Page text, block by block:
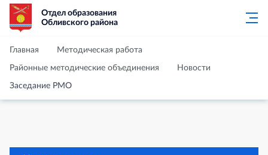
Отдел образования
Обливского района
Главная Методическая работа
Районные методические объединения Новости
Заседание РМО